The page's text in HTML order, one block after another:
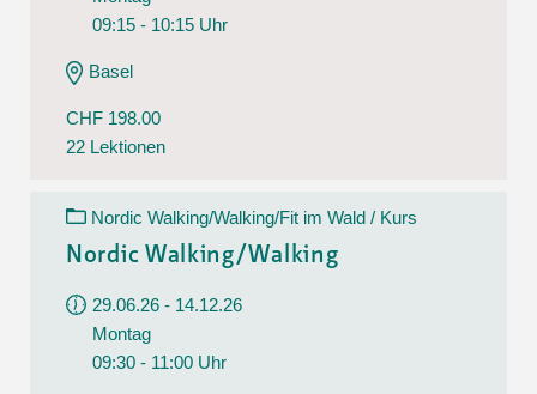
09:15 - 10:15 Uhr
Basel
CHF 198.00
22 Lektionen
Nordic Walking/Walking/Fit im Wald / Kurs
Nordic Walking/Walking
29.06.26 - 14.12.26
Montag
09:30 - 11:00 Uhr